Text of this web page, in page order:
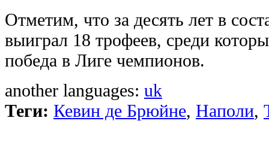
Отметим, что за десять лет в
выиграл 18 трофеев, среди
победа в Лиге чемпионов.
another languages: uk
Теги: Кевин де Брюйне, Наполи,